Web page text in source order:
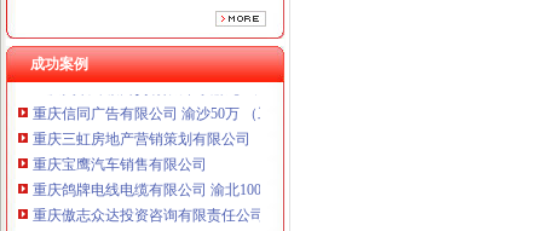
成功案例
重庆星竣贸易有限责任公司 渝中100万 （进出口权）
重庆海谛升进出口贸易有限公司 渝北100万 （进出口权）
重庆奕欣锦诚商贸有限公司 渝九50万 （工商注册）
重庆信同广告有限公司 渝沙50万 （工商注册）
重庆三虹房地产营销策划有限公司
重庆宝鹰汽车销售有限公司
重庆鸽牌电线电缆有限公司 渝北10010万 (进出口权)
重庆傲志众达投资咨询有限责任公司 渝九1000万 （增资）
重庆臣夫商贸有限公司 （执照专让）